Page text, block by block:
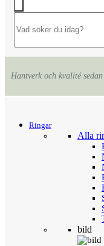
Hantverk och kvalité
Ringar
Alla
bild